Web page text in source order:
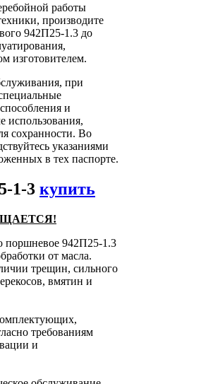
работы
производите
942П25-1.3 до
изготовителем.
при
и
использования,
сохранности. Во
указаниями
в тех паспорте.
1-3 купить
поршневое 942П25-1.3
от масла.
трещин, сильного
вмятин и
требованиям
и